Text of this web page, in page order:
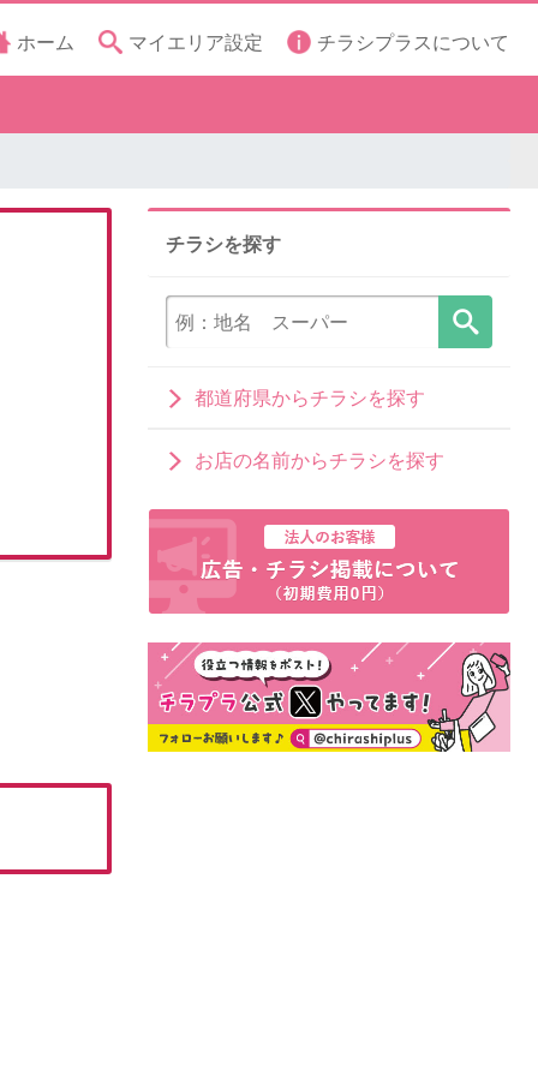
ホーム マイエリア設定 チラシプラスについて
チラシを探す
都道府県からチラシを探す
お店の名前からチラシを探す